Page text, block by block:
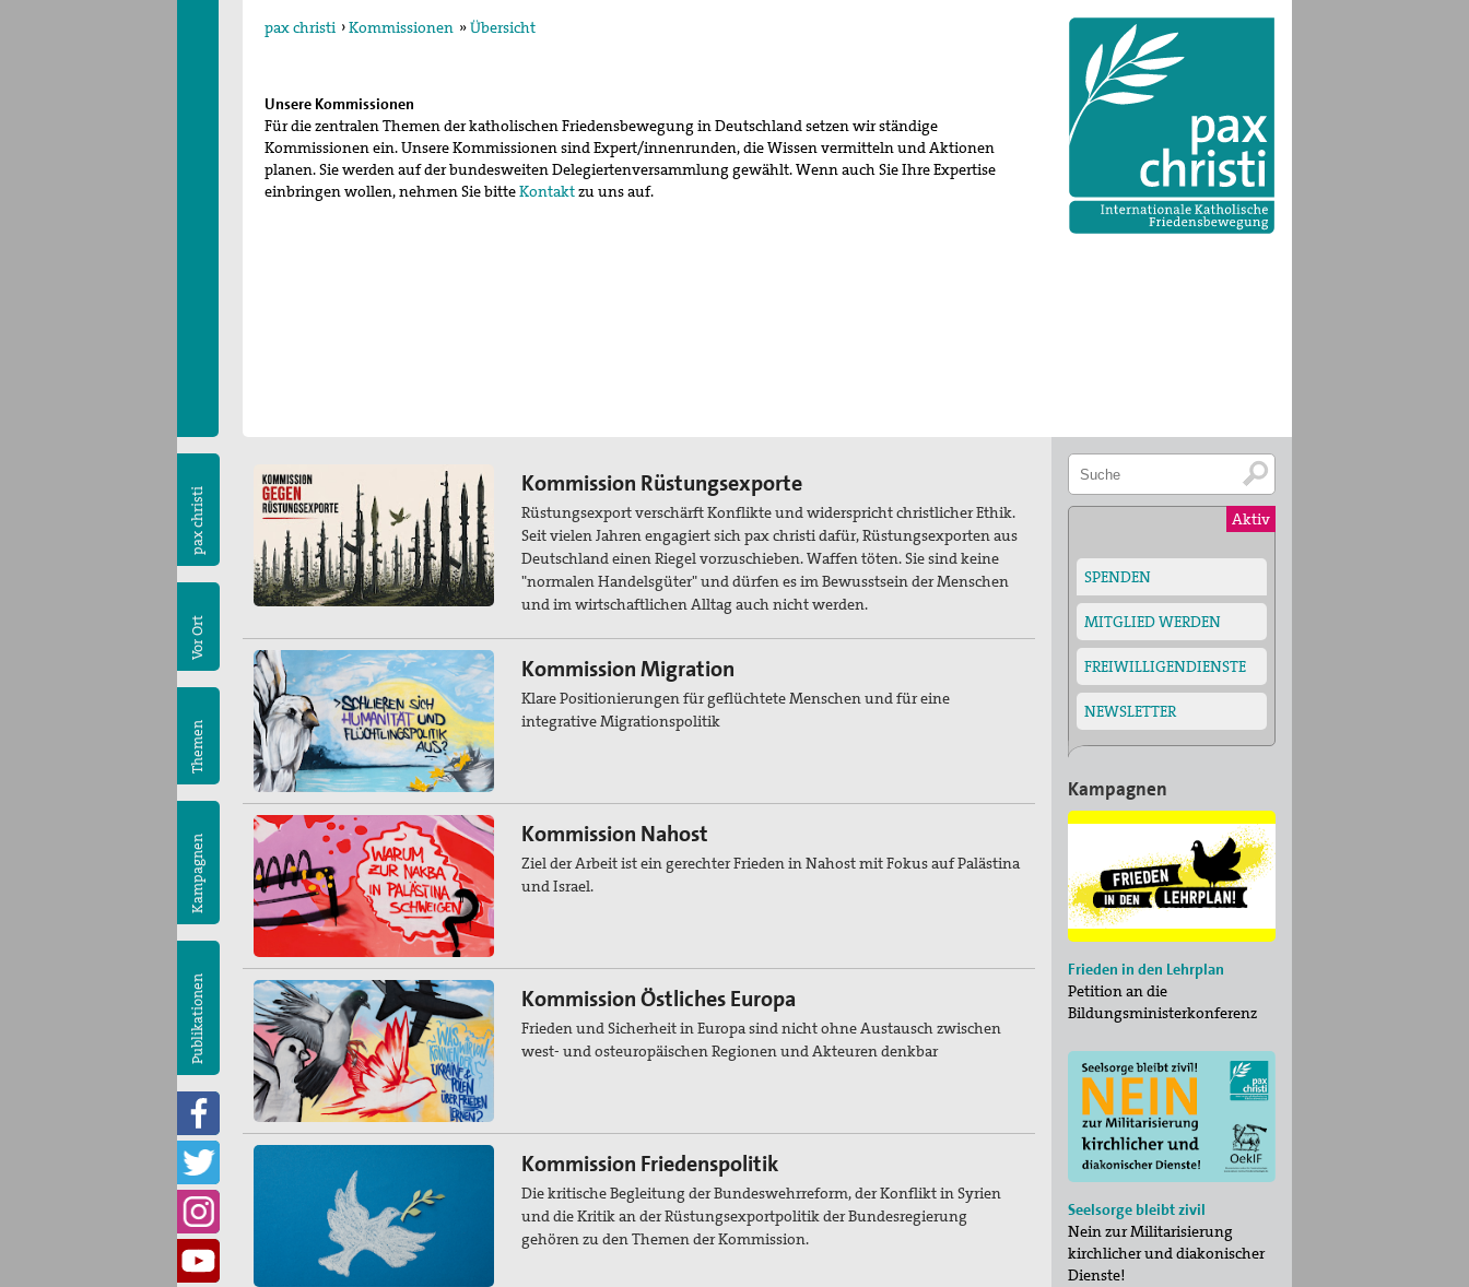
pax christi ›Kommissionen »Übersicht
Unsere Kommissionen
Für die zentralen Themen der katholischen Friedensbewegung in Deutschland setzen wir ständige
Kommissionen ein. Unsere Kommissionen sind Expert/innenrunden, die Wissen vermitteln und Aktionen
planen. Sie werden auf der bundesweiten Delegiertenversammlung gewählt. Wenn auch Sie Ihre Expertise
einbringen wollen, nehmen Sie bitteKontaktzu uns auf.
pax christi
Vor Ort
Themen
Kampagnen
Publikationen
Kommission Rüstungsexporte
Rüstungsexport verschärft Konflikte und widerspricht christlicher Ethik.
Seit vielen Jahren engagiert sich pax christi dafür, Rüstungsexporten aus
Deutschland einen Riegel vorzuschieben. Waffen töten. Sie sind keine
"normalen Handelsgüter" und dürfen es im Bewusstsein der Menschen
und im wirtschaftlichen Alltag auch nicht werden.
Kommission Migration
Klare Positionierungen für geflüchtete Menschen und für eine
integrative Migrationspolitik
Kommission Nahost
Ziel der Arbeit ist ein gerechter Frieden in Nahost mit Fokus auf Palästina
und Israel.
Kommission Östliches Europa
Frieden und Sicherheit in Europa sind nicht ohne Austausch zwischen
west- und osteuropäischen Regionen und Akteuren denkbar
Kommission Friedenspolitik
Die kritische Begleitung der Bundeswehrreform, der Konflikt in Syrien
und die Kritik an der Rüstungsexportpolitik der Bundesregierung
gehören zu den Themen der Kommission.
Aktiv
SPENDEN
MITGLIED WERDEN
FREIWILLIGENDIENSTE
NEWSLETTER
Kampagnen
Frieden in den Lehrplan
Petition an die
Bildungsministerkonferenz
Seelsorge bleibt zivil
Nein zur Militarisierung
kirchlicher und diakonischer
Dienste!